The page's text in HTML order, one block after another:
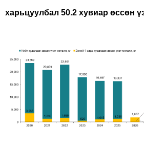
харьцуулбал 50.2 хувиар өссөн